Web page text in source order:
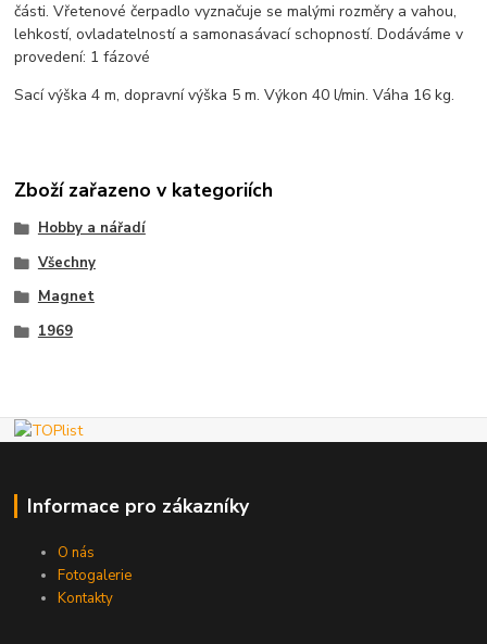
části. Vřetenové čerpadlo vyznačuje se malými rozměry a vahou,
lehkostí, ovladatelností a samonasávací schopností. Dodáváme v
provedení: 1 fázové
Sací výška 4 m, dopravní výška 5 m. Výkon 40 l/min. Váha 16 kg.
Zboží zařazeno v kategoriích
Hobby a nářadí
Všechny
Magnet
1969
Informace pro zákazníky
O nás
Fotogalerie
Kontakty